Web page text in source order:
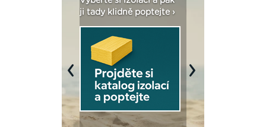
ji tady klidně poptejte ›
Previous Next